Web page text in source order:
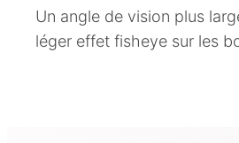
Un angle de vision plus
léger effet fisheye sur les